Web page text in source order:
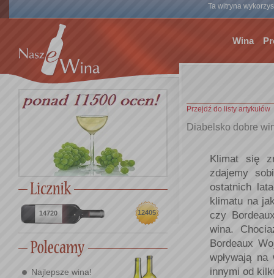
Ta witryna
Wina
14720 12405
Najlepsze wina!
Przejdź do listy artykułów
Diabelsko dobre
Klimat się
zdajemy
ostatnich
klimatu na
czy
wina.
Bordeaux
wpływają
innymi od